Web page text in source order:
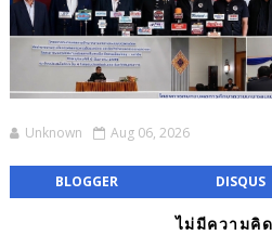
Unknown Aug 06, 2026
BLOGGER DISQUS
ไม่มีความคิ